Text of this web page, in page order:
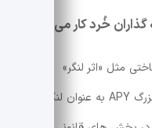
خُرد کار می کند
مثل «اثر لنگر»
(anchoring) بهره می برد: عدد اولیۀ بزرگ APY به عنوان لنگر در